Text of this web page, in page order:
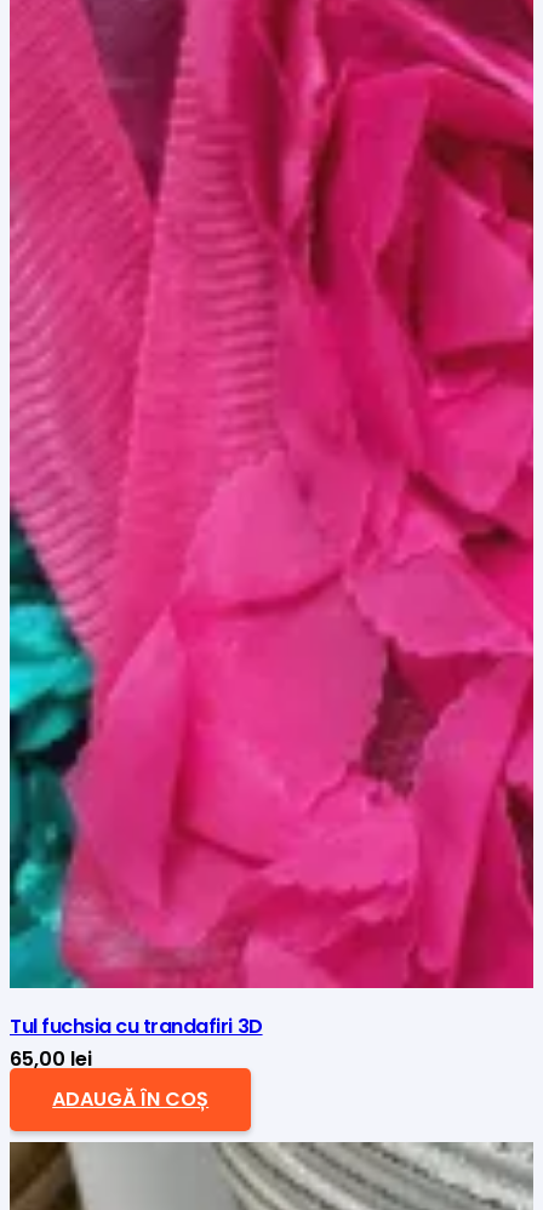
Tul fuchsia cu trandafiri 3D
65,00 lei
ADAUGĂ ÎN COȘ